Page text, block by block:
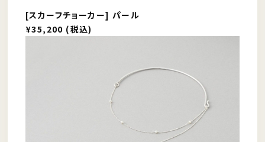
[スカーフチョーカー] パール
¥35,200 (税込)